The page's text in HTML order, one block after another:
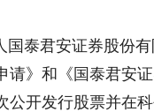
泰君安证券股份有
请》和《国泰君安
开发行股票并在